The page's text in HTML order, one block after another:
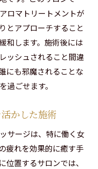
ロマトリートメントが
とアプローチすること
和します。施術後には
ッシュされること間違
にも邪魔されることな
過ごせます。
かした施術
サージは、特に働く女
疲れを効果的に癒す手
置するサロンでは、